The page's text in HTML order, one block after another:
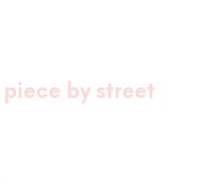
by street